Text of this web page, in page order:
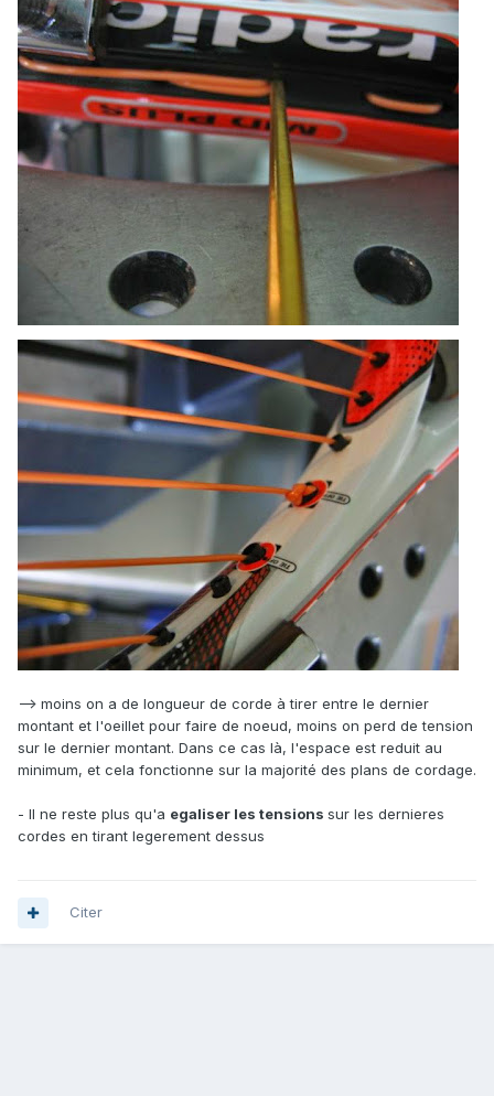
--> moins on a de longueur de corde à tirer entre le dernier
montant et l'oeillet pour faire de noeud, moins on perd de tension
sur le dernier montant. Dans ce cas là, l'espace est reduit au
minimum, et cela fonctionne sur la majorité des plans de cordage.
- Il ne reste plus qu'a egaliser les tensions sur les dernieres
cordes en tirant legerement dessus
Citer